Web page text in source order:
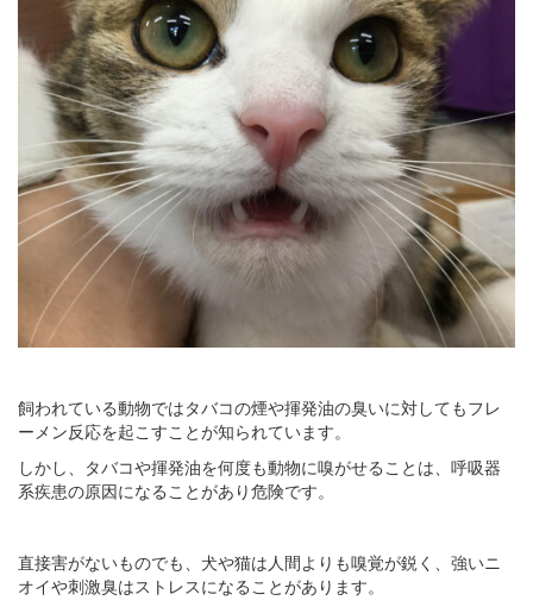
飼われている動物ではタバコの煙や揮発油の臭いに対してもフレ
ーメン反応を起こすことが知られています。
しかし、タバコや揮発油を何度も動物に嗅がせることは、呼吸器
系疾患の原因になることがあり危険です。
直接害がないものでも、犬や猫は人間よりも嗅覚が鋭く、強いニ
オイや刺激臭はストレスになることがあります。